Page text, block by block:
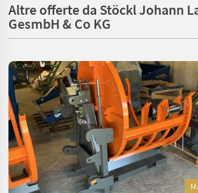
Altre offerte da Stöckl Johann
GesmbH & Co KG